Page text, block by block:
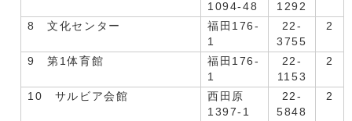
1094-48
1292
8 文化センター
福田176-
1
22-
3755
2
9 第1体育館
福田176-
1
22-
1153
2
10 サルビア会館
西田原
1397-1
22-
5848
2